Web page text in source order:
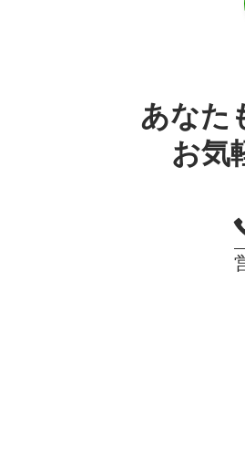
あなた
お気